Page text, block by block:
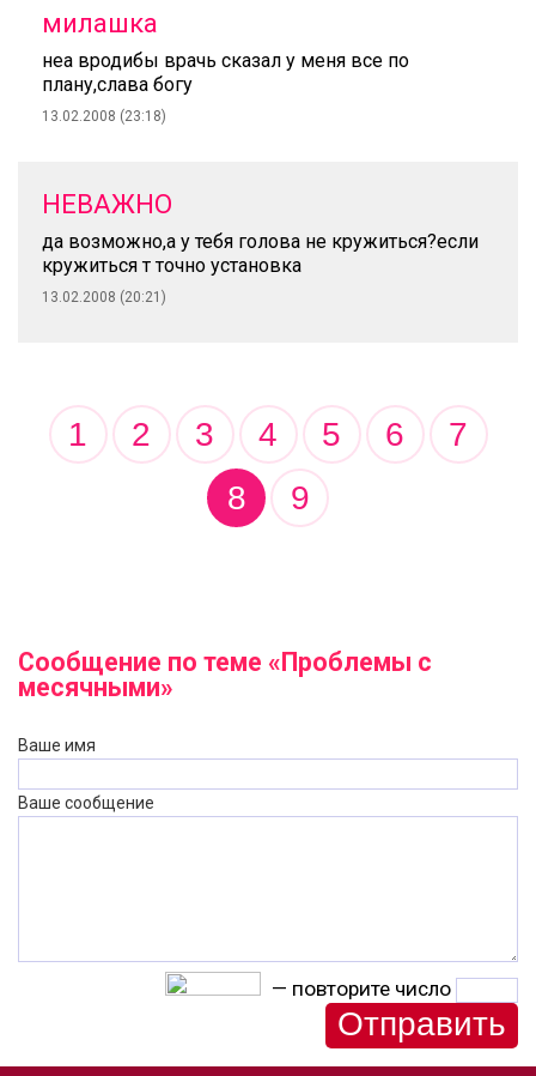
милашка
неа вродибы врачь сказал у меня все по
плану,слава богу
13.02.2008 (23:18)
НЕВАЖНО
да возможно,а у тебя голова не кружиться?если
кружиться т точно установка
13.02.2008 (20:21)
1 2 3 4 5 6
7
8
9
Сообщение по теме «Проблемы с
месячными»
Ваше имя
Ваше сообщение
— повторите число